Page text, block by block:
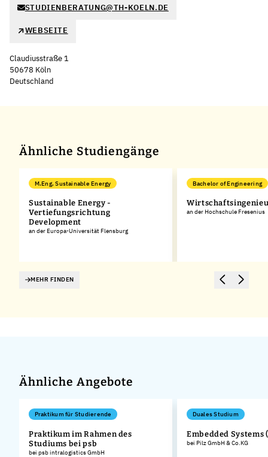
STUDIENBERATUNG@TH-KOELN.DE
WEBSEITE
Claudiusstraße 1
50678 Köln
Deutschland
Ähnliche Studiengänge
M.Eng. Sustainable Energy
Sustainable Energy -
Vertiefungsrichtung
Development
an der Europa-Universität Flensburg
Bachelor of Engineering
an der Hochschule Fresenius
MEHR FINDEN
Ähnliche Angebote
Praktikum für Studierende
Praktikum im Rahmen des
Studiums bei psb
bei psb intralogistics GmbH
Duales Studium
Embedded Systems
bei Pilz GmbH & Co.KG